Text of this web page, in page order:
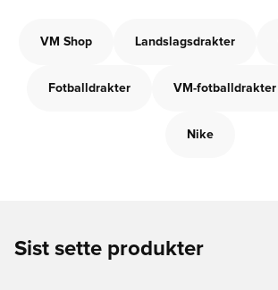
VM Shop Landslagsdrakter
Fotballdrakter VM-fotballdrakter
Nike
Sist sette produkter